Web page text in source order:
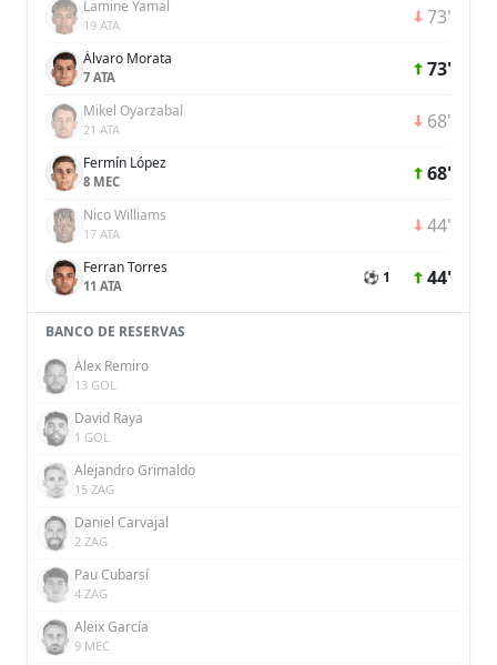
Lamine Yamal
19 ATA 73'
Álvaro Morata
7 ATA 73'
Mikel Oyarzabal
21 ATA 68'
Fermín López
8 MEC 68'
Nico Williams
17 ATA 44'
Ferran Torres
11 ATA ⚽ 1 44'
BANCO DE RESERVAS
Álex Remiro
13 GOL
David Raya
1 GOL
Alejandro Grimaldo
15 ZAG
Daniel Carvajal
2 ZAG
Pau Cubarsí
4 ZAG
Aleix García
9 MEC